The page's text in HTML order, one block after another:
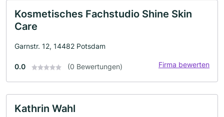
Kosmetisches Fachstudio Shine Skin
Care
Garnstr. 12, 14482 Potsdam
0.0 (0 Bewertungen) Firma bewerten
Kathrin Wahl